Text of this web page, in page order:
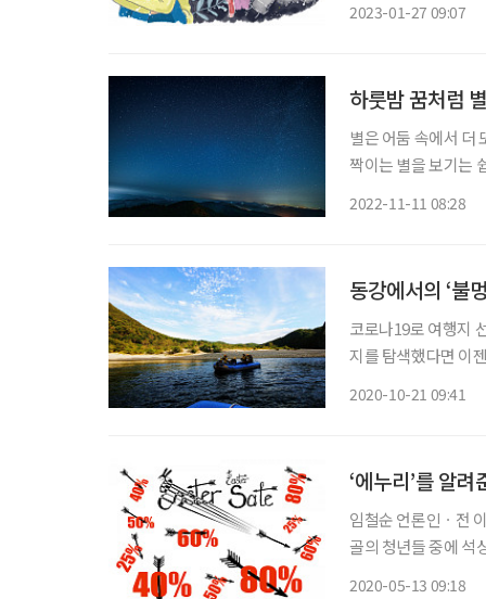
2023-01-27 09:07
하룻밤 꿈처럼
별은 어둠 속에서 더
짝이는 별을 보기는
2022-11-11 08:28
동강에서의 ‘불
코로나19로 여행지
지를 탐색했다면 이
2020-10-21 09:41
‘에누리’를 알려
임철순 언론인ㆍ전 이투데이 주필 지게 목발 두드리며
골의 청년들 중에 석
2020-05-13 09:18